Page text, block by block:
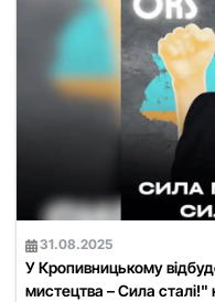
31.08.2025
У Кропивницькому
мистецтва – Сила